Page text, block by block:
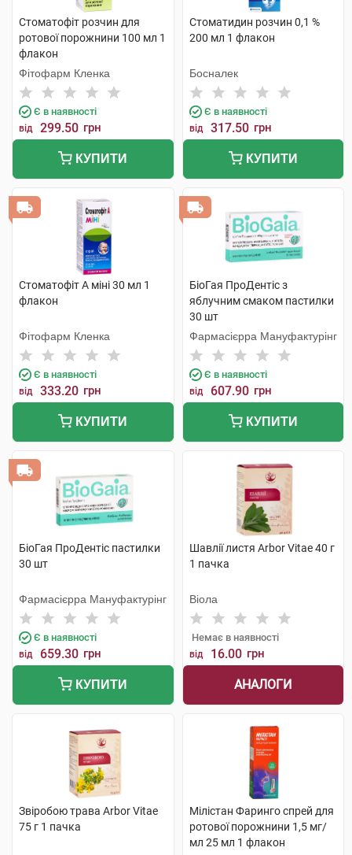
Стоматофіт розчин для
ротової порожнини 100 мл 1
флакон
Фітофарм Кленка
Є в наявності
від 299.50 грн
КУПИТИ
Стоматидин розчин 0,1 %
200 мл 1 флакон
Босналек
Є в наявності
від 317.50 грн
КУПИТИ
Стоматофіт А міні 30 мл 1
флакон
Фітофарм Кленка
Є в наявності
від 333.20 грн
КУПИТИ
БіоГая ПроДентіс з
яблучним смаком пастилки
30 шт
Фармасієрра Мануфактурінг
Є в наявності
від 607.90 грн
КУПИТИ
БіоГая ПроДентіс пастилки
30 шт
Фармасієрра Мануфактурінг
Є в наявності
від 659.30 грн
КУПИТИ
Шавлії листя Arbor Vitae 40 г
1 пачка
Віола
Немає в наявності
від 16.00 грн
АНАЛОГИ
Звіробою трава Arbor Vitae
75 г 1 пачка
Мілістан Фаринго спрей для
ротової порожнини 1,5 мг/
мл 25 мл 1 флакон